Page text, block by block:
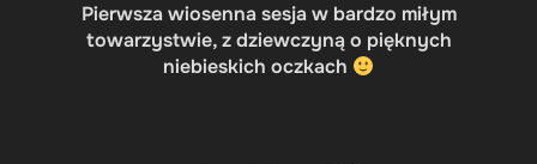
Pierwsza wiosenna sesja w bardzo miłym
towarzystwie, z dziewczyną o pięknych
niebieskich oczkach